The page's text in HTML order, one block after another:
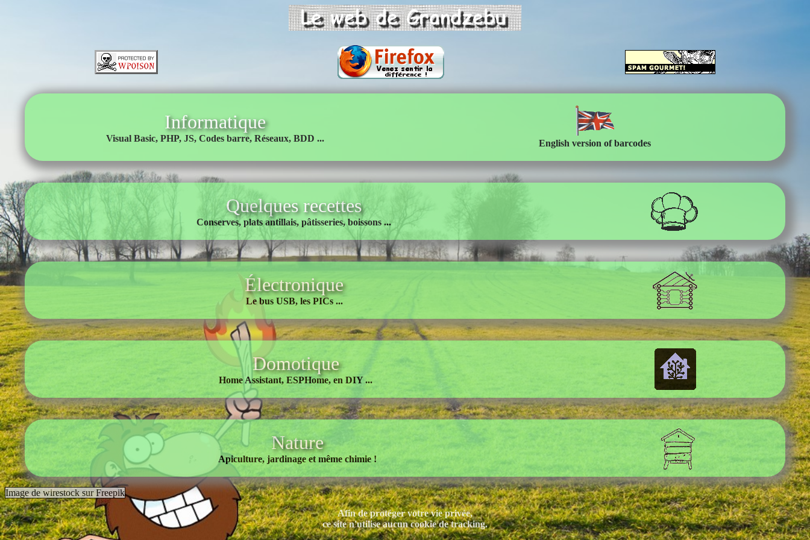
Informatique
Visual Basic, PHP, JS, Codes barre, Réseaux, BDD ... English version of barcodes
Quelques recettes
Conserves, plats antillais, pâtisseries, boissons ...
Électronique
Le bus USB, les PICs ...
Domotique
Home Assistant, ESPHome, en DIY ...
Nature
Apiculture, jardinage et même chimie !
Image de wirestock sur Freepik
Afin de protéger votre vie privée,
ce site n'utilise aucun cookie de tracking.